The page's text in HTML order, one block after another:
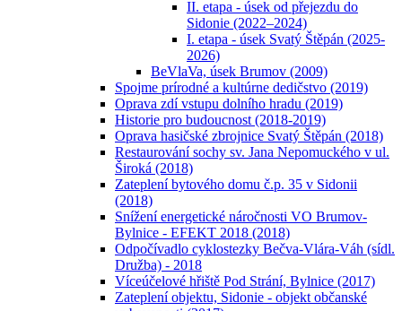
II. etapa - úsek od přejezdu do
Sidonie (2022–2024)
I. etapa - úsek Svatý Štěpán (2025-
2026)
BeVlaVa, úsek Brumov (2009)
Spojme prírodné a kultúrne dedičstvo (2019)
Oprava zdí vstupu dolního hradu (2019)
Historie pro budoucnost (2018-2019)
Oprava hasičské zbrojnice Svatý Štěpán (2018)
Restaurování sochy sv. Jana Nepomuckého v ul.
Široká (2018)
Zateplení bytového domu č.p. 35 v Sidonii
(2018)
Snížení energetické náročnosti VO Brumov-
Bylnice - EFEKT 2018 (2018)
Odpočívadlo cyklostezky Bečva-Vlára-Váh (sídl.
Družba) - 2018
Víceúčelové hřiště Pod Strání, Bylnice (2017)
Zateplení objektu, Sidonie - objekt občanské